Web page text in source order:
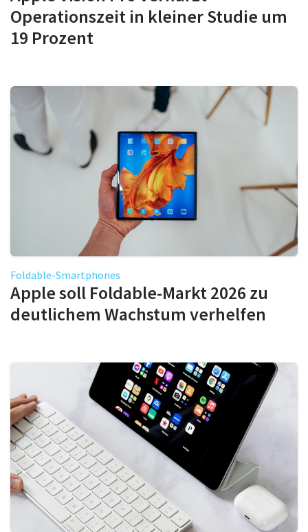
Operationszeit in kleiner Studie um
19 Prozent
Foldable-Smartphones
Apple soll Foldable-Markt 2026 zu
deutlichem Wachstum verhelfen